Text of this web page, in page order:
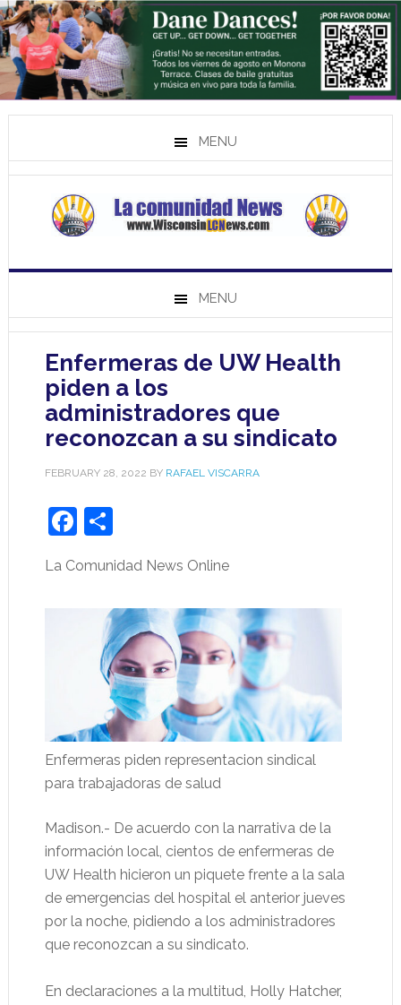
MENU
MENU
Enfermeras de UW Health
piden a los
administradores que
reconozcan a su sindicato
FEBRUARY 28, 2022 BY RAFAEL VISCARRA
Facebook
Share
La Comunidad News Online
Enfermeras piden representacion sindical
para trabajadoras de salud
Madison.- De acuerdo con la narrativa de la
información local, cientos de enfermeras de
UW Health hicieron un piquete frente a la sala
de emergencias del hospital el anterior jueves
por la noche, pidiendo a los administradores
que reconozcan a su sindicato.
En declaraciones a la multitud, Holly Hatcher,